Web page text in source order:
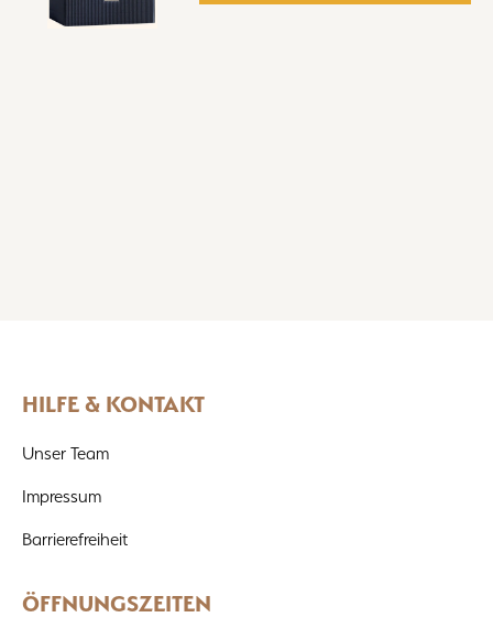
HILFE & KONTAKT
Unser Team
Impressum
Barrierefreiheit
ÖFFNUNGSZEITEN